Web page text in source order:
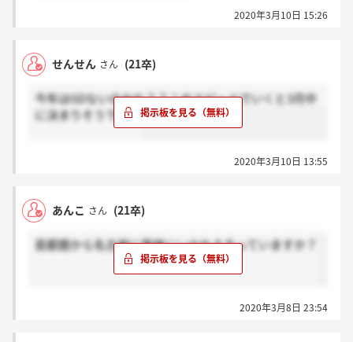
2020年3月10日 15:26
せんせん さん (21卒)
今年はGDないのかな？？このスピードでいくと3月中
に決まりそうですね
2020年3月10日 13:55
あんこ さん (21卒)
首都圏から名古屋に面接にいかれる方っていますか？
2020年3月8日 23:54